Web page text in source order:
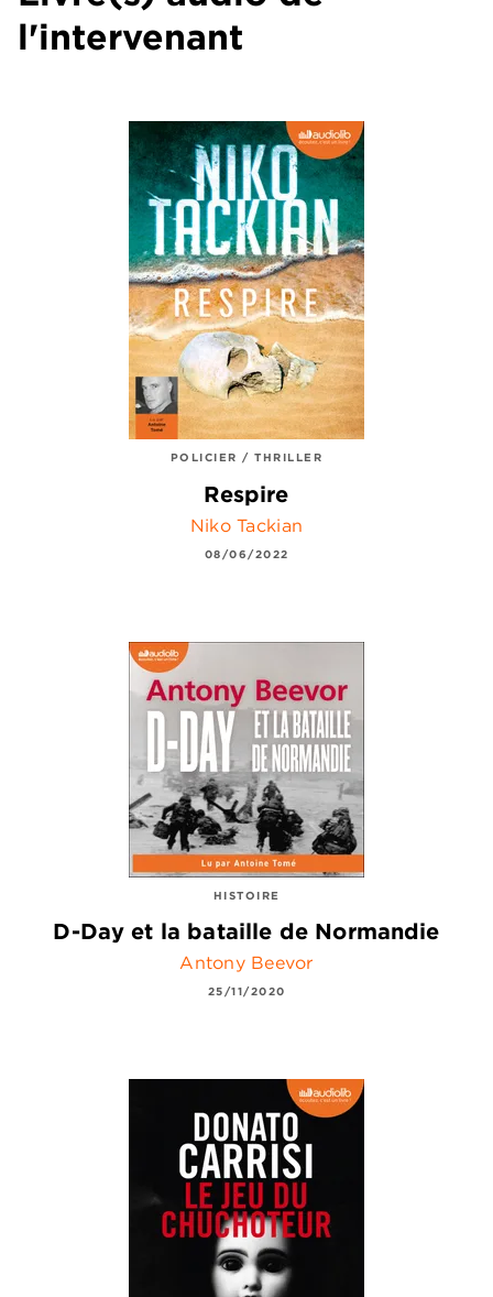
l'intervenant
POLICIER / THRILLER
Respire
Niko Tackian
08/06/2022
HISTOIRE
D-Day et la bataille de Normandie
Antony Beevor
25/11/2020